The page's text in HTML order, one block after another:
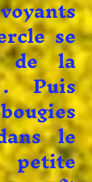
se
de la
Puis
le
petite